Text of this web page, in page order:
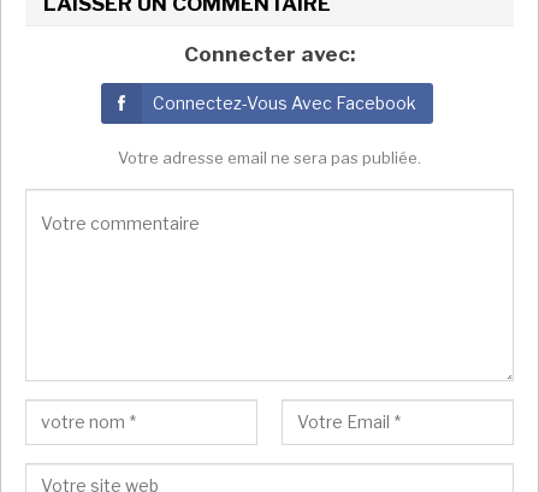
Connecter avec:
Connectez-Vous Avec Facebook
Votre adresse email ne sera pas publiée.